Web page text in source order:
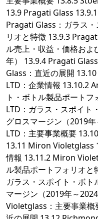
13.9 Pragati Glass
Pragati Glass：ガラス
リオと特徴 13.9.3
ル売上・収益・価格お
年） 13.9.4 Pragati
Glass：直近の展開
LTD：企業情報 13.10.2
ト・ボトル製品ポート
LTD：ガラス・スポイト
グロスマージン（2019
LTD：主要事業概要
13.11 Miron Violetglass
情報 13.11.2 Miron
ル製品ポートフォリオ
ガラス・スポイト・ボ
マージン（2019年～
Violetglass：主要事業